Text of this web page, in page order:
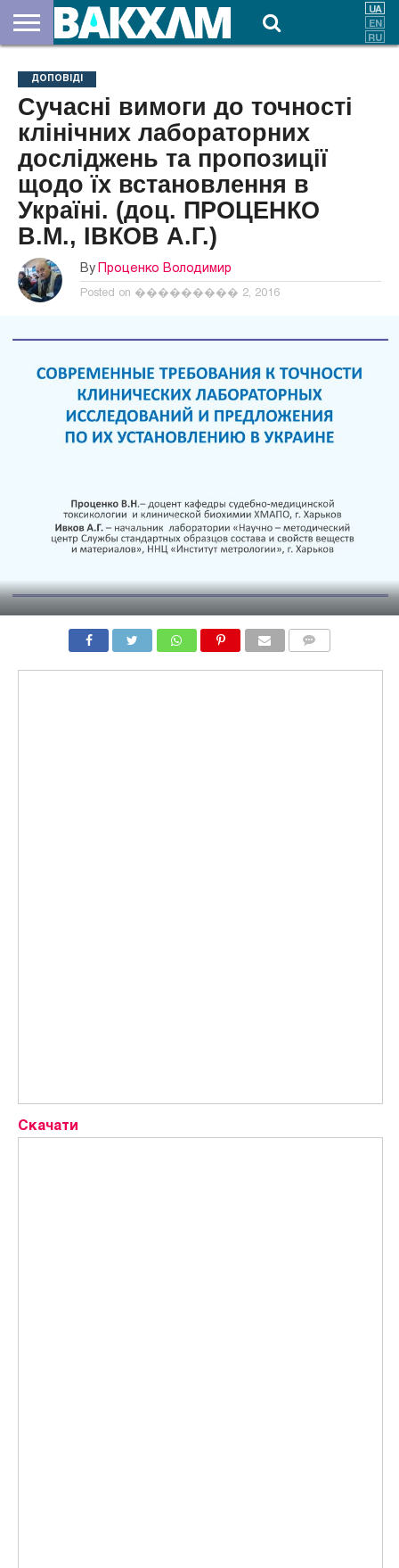
НАС
ВНЕСКИ
ДОКУМЕНТИ
НОВИНИ
КОНТАКТИ
ДОПОВІДІ
Сучасні вимоги до точності
клінічних лабораторних
досліджень та пропозиції
щодо їх встановлення в
Україні. (доц. ПРОЦЕНКО
В.М., ІВКОВ А.Г.)
By Проценко Володимир
Posted on ��������� 2, 2016
Скачати